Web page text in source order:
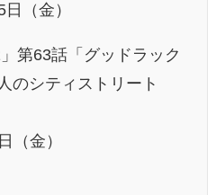
（金）
第63話「グッドラック
シティストリート
（金）